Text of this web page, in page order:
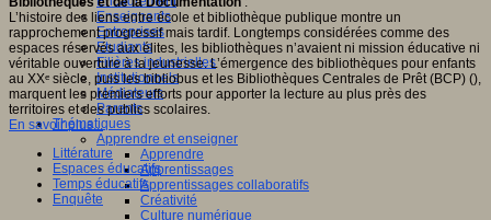
Enseignants
Entreprises
Etudiants
Filières industrielles
Institutionnels
Médiateurs
Parents
Thématiques
Apprendre et enseigner
Apprendre
Apprentissages
Apprentissages collaboratifs
Créativité
Culture numérique
L’histoire des liens entre école et bibliothèque publique montre un
rapprochement progressif mais tardif. Longtemps considérées comme des
espaces réservés aux élites, les bibliothèques n’avaient ni mission éducative ni
véritable ouverture à la jeunesse. L’émergence des bibliothèques pour enfants
au XXᵉ siècle, puis les bibliobus et les Bibliothèques Centrales de Prêt (BCP) (),
marquent les premiers efforts pour apporter la lecture au plus près des
territoires et des publics scolaires.
En savoir plus...
Littérature
Espaces éducatifs
Temps éducatifs
Enquête